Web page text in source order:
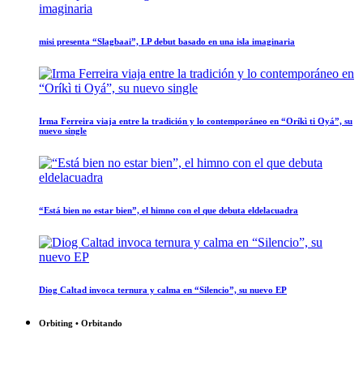
misi presenta “Slagbaai”, LP debut basado en una isla imaginaria
Irma Ferreira viaja entre la tradición y lo contemporáneo en “Oríkì ti Oyá”, su
nuevo single
“Está bien no estar bien”, el himno con el que debuta eldelacuadra
Diog Caltad invoca ternura y calma en “Silencio”, su nuevo EP
Orbiting • Orbitando